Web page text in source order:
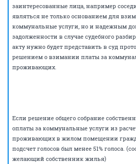
заинтересованные лица, например
являться не только основанием для
коммунальные услуги, но и надежным
задолженности в случае судебного
акту нужно будет представить в суд
решением о взимании платы за
проживающих.
Если решение общего собрание
оплаты за коммунальные услуги из
проживающих в жилом помещении
подсчет голосов был менее 51% голоса.
желающий собственник жилья)